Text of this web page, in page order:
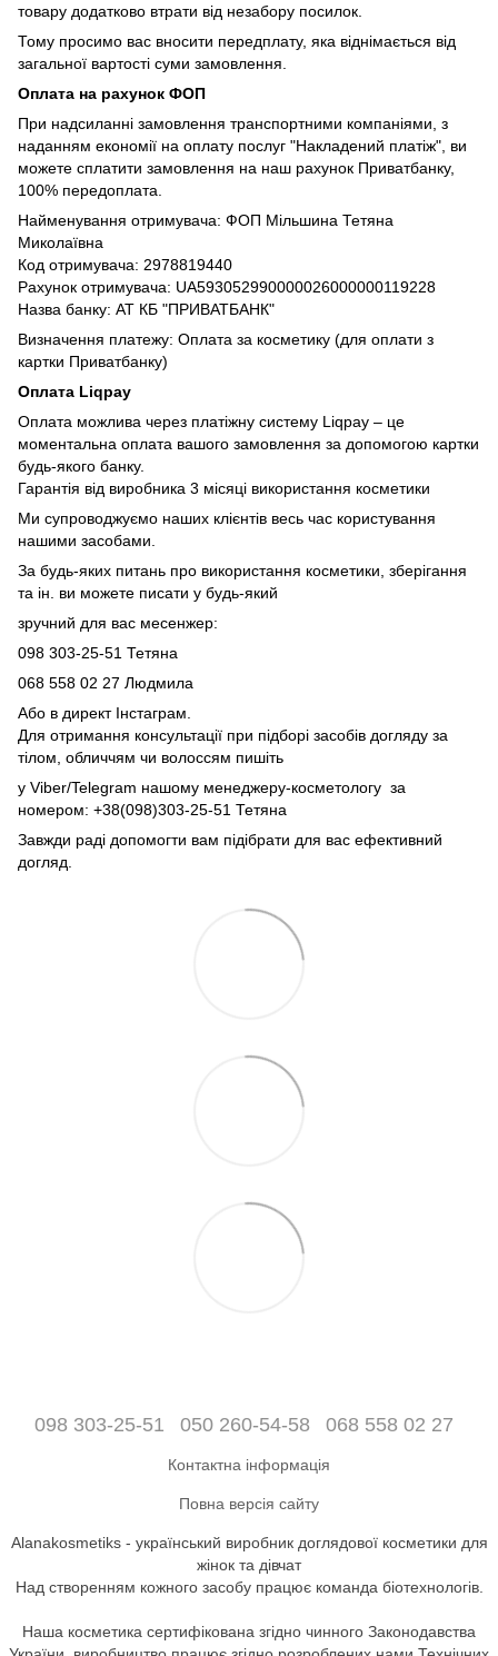
товару додатково втрати від незабору посилок.
Тому просимо вас вносити передплату, яка віднімається від
загальної вартості суми замовлення.
Оплата на рахунок ФОП
При надсиланні замовлення транспортними компаніями, з
наданням економії на оплату послуг "Накладений платіж", ви
можете сплатити замовлення на наш рахунок Приватбанку,
100% передоплата.
Найменування отримувача: ФОП Мільшина Тетяна
Миколаївна
Код отримувача: 2978819440
Рахунок отримувача: UA593052990000026000000119228
Назва банку: АТ КБ "ПРИВАТБАНК"
Визначення платежу: Оплата за косметику (для оплати з
картки Приватбанку)
Оплата Liqpay
Оплата можлива через платіжну систему Liqpay – це
моментальна оплата вашого замовлення за допомогою картки
будь-якого банку.
Гарантія від виробника 3 місяці використання косметики
Ми супроводжуємо наших клієнтів весь час користування
нашими засобами.
За будь-яких питань про використання косметики, зберігання
та ін. ви можете писати у будь-який
зручний для вас месенжер:
098 303-25-51 Тетяна
068 558 02 27 Людмила
Або в директ Інстаграм.
Для отримання консультації при підборі засобів догляду за
тілом, обличчям чи волоссям пишіть
у Viber/Telegram нашому менеджеру-косметологу за
номером: +38(098)303-25-51 Тетяна
Завжди раді допомогти вам підібрати для вас ефективний
догляд.
098 303-25-51 050 260-54-58 068 558 02 27
Контактна інформація
Повна версія сайту
Alanakosmetiks - український виробник доглядової косметики для
жінок та дівчат
Над створенням кожного засобу працює команда біотехнологів.
Наша косметика сертифікована згідно чинного Законодавства